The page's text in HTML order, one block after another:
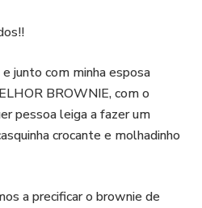
junto com minha esposa
BROWNIE, com o
pessoa leiga a fazer um
crocante e molhadinho
a precificar o brownie de